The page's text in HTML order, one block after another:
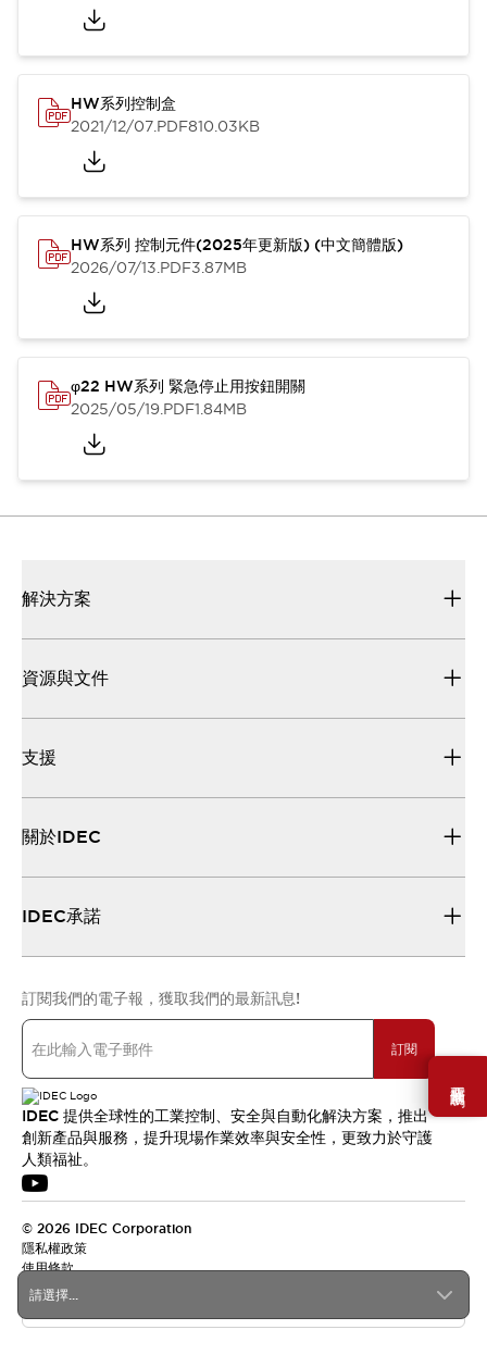
需要幫助嗎？
HW系列控制盒
2021/12/07.PDF810.03KB
HW系列 控制元件(2025年更新版) (中文簡體版)
2026/07/13.PDF3.87MB
φ22 HW系列 緊急停止用按鈕開關
2025/05/19.PDF1.84MB
請選擇...
解決方案
資源與文件
支援
關於IDEC
IDEC承諾
訂閱我們的電子報，獲取我們的最新訊息!
訂閱
IDEC 提供全球性的工業控制、安全與自動化解決方案，推出
創新產品與服務，提升現場作業效率與安全性，更致力於守護
人類福祉。
© 2026 IDEC Corporation
隱私權政策
使用條款
台灣